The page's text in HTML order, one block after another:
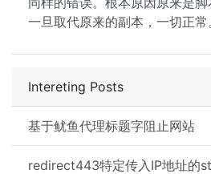
Intereting Posts
基于鱿鱼代理标题字阻止网站
redirect443特定传入IP地址的
一旦取代原来的副本，一切正常